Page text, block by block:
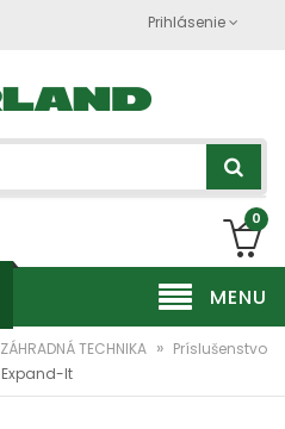
Prihlásenie
0
MENU
ZÁHRADNÁ TECHNIKA » Príslušenstvo
Expand-It